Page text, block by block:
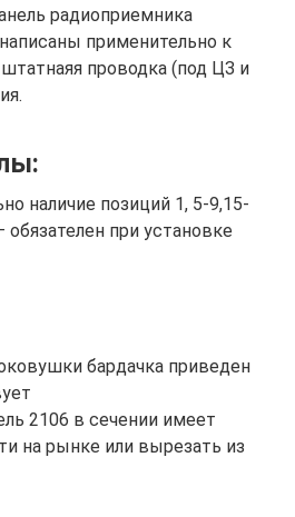
радиоприемника
применительно к
проводка (под ЦЗ и
наличие позиций 1, 5-9,15-
при установке
бардачка приведен
2106 в сечении имеет
на рынке или вырезать из